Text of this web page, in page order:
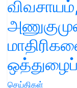
விவசாயம்,
செய்திகள்